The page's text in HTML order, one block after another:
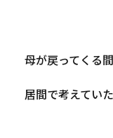
母が戻ってくる
居間で考えていた